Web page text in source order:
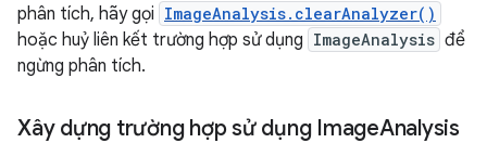
phân tích, hãy gọi ImageAnalysis.clearAnalyzer()
hoặc huỷ liên kết trường hợp sử dụng ImageAnalysis để
ngừng phân tích.
Xây dựng trường hợp sử dụng ImageAnalysis